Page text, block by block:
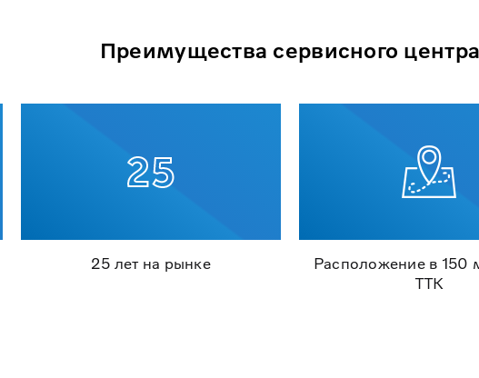
Преимущества сервисного центра
25 лет на рынке
Расположение в 150
ТТК